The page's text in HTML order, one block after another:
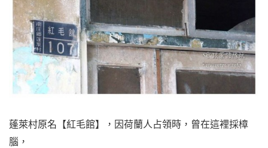
蓬萊村原名【紅毛館】，因荷蘭人占領時，曾在這裡採樟
腦，